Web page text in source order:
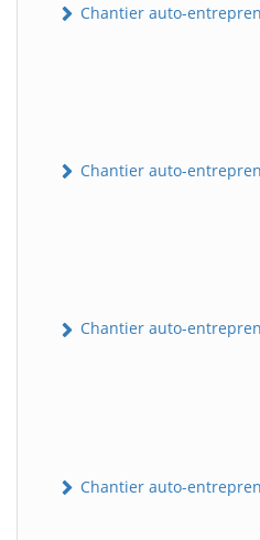
Chantier auto-
Chantier auto-
Chantier auto-
Chantier auto-